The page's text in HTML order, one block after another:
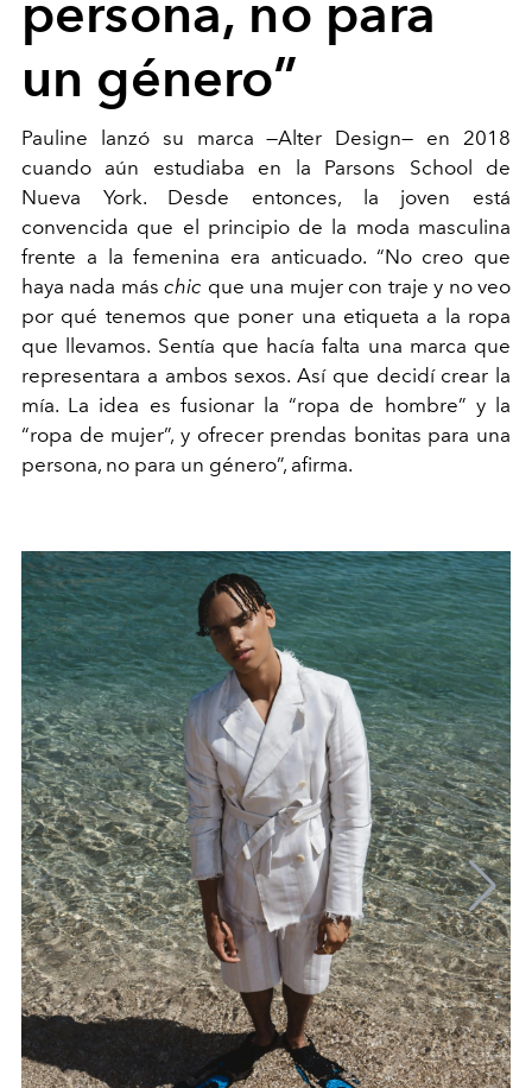
persona, no para
un género”
Pauline lanzó su marca —Alter Design— en 2018
cuando aún estudiaba en la Parsons School de
Nueva York. Desde entonces, la joven está
convencida que el principio de la moda masculina
frente a la femenina era anticuado. “No creo que
haya nada más chic que una mujer con traje y no veo
por qué tenemos que poner una etiqueta a la ropa
que llevamos. Sentía que hacía falta una marca que
representara a ambos sexos. Así que decidí crear la
mía. La idea es fusionar la “ropa de hombre” y la
“ropa de mujer”, y ofrecer prendas bonitas para una
persona, no para un género”, afirma.